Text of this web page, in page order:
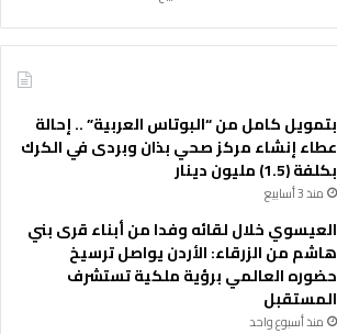
بتمويل كامل من “البوتاس العربية” .. إحالة
عطاء إنشاء مركز صحي بذان وبردى في الكرك
بكلفة (1.5) مليون دينار
منذ 3 أسابيع
العيسوي خلال لقائه وفدا من أبناء قرى بني
هاشم من الزرقاء: الأردن يواصل ترسيخ
حضوره العالمي برؤية ملكية تستشرف
المستقبل
منذ أسبوع واحد